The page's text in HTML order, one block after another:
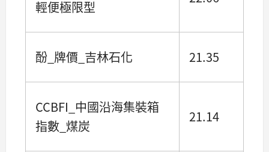
輕便極限型
酚_牌價_吉林石化 21.35
CCBFI_中國沿海集裝箱
指數_煤炭
21.14